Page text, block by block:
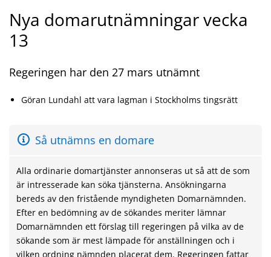
Nya domarutnämningar vecka
13
Regeringen har den 27 mars utnämnt
Göran Lundahl att vara lagman i Stockholms tingsrätt
Så utnämns en domare
Alla ordinarie domartjänster annonseras ut så att de som
är intresserade kan söka tjänsterna. Ansökningarna
bereds av den fristående myndigheten Domarnämnden.
Efter en bedömning av de sökandes meriter lämnar
Domarnämnden ett förslag till regeringen på vilka av de
sökande som är mest lämpade för anställningen och i
vilken ordning nämnden placerat dem. Regeringen fattar